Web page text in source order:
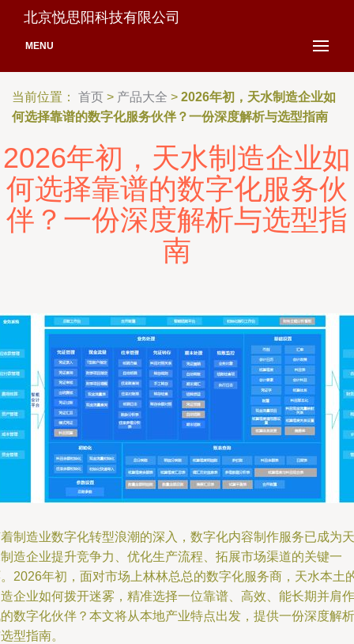
北京悦思阳科技有限公司
MENU
当前位置： 首页 > 产品大全 > 2026年初，天水制造企业如
何选择靠谱的数字化服务伙伴？一份深度解析与选型指南
2026年初，天水制造企业如
何选择靠谱的数字化服务伙
伴？一份深度解析与选型指
南
制造业数字化转型浪潮的深入，数字化内容制作服务已成为天
造企业提升竞争力、优化生产流程、拓展市场渠道的关键一
2026年初，面对市场上林林总总的数字化服务商，天水本土
企业如何拨开迷雾，精准选择一位靠谱、高效、能长期并肩作
数字化伙伴？本文将从本地产业特点出发，提供一份深度解析
型指南。